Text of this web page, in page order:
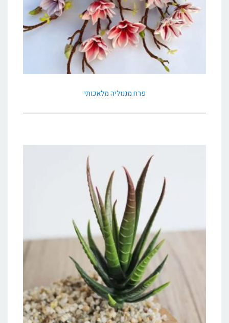
פרח מגנוליה מלאכותי